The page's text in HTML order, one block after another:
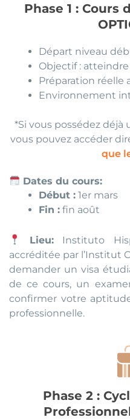
Phase 1 : Cours
Départ niveau
Objectif :
Préparation réelle
Environnement
*Si vous possédez déjà
vous pouvez accéder
que
Dates du cours:
Début : 1er mars
Fin : fin août
Lieu:Instituto
accréditée par l’Institut
demander un visa
de ce cours, un
confirmer votre
professionnelle.
Phase 2 :